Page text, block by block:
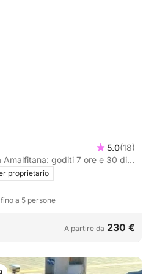
5.0(18)
Amalfitana: goditi 7 ore e 30 di
motoscafo.
proprietario
a 5 persone
A partire da 230 €